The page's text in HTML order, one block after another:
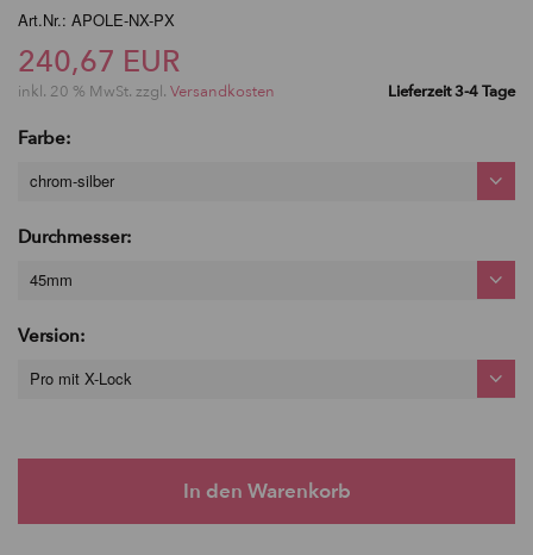
Art.Nr.: APOLE-NX-PX
240,67 EUR
inkl. 20 % MwSt. zzgl. Versandkosten Lieferzeit 3-4 Tage
Farbe:
chrom-silber
Durchmesser:
45mm
Version:
Pro mit X-Lock